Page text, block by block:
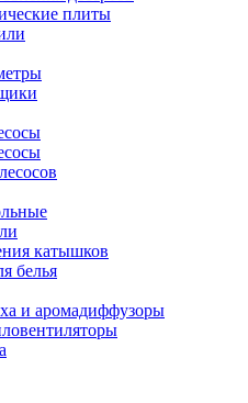
плиты
катышков
белья
и аромадиффузоры